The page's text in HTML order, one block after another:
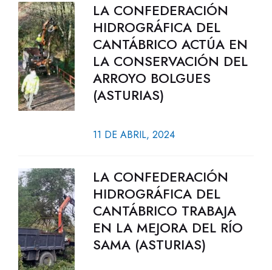
LA CONFEDERACIÓN
HIDROGRÁFICA DEL
CANTÁBRICO ACTÚA EN
LA CONSERVACIÓN DEL
ARROYO BOLGUES
(ASTURIAS)
11 DE ABRIL, 2024
LA CONFEDERACIÓN
HIDROGRÁFICA DEL
CANTÁBRICO TRABAJA
EN LA MEJORA DEL RÍO
SAMA (ASTURIAS)